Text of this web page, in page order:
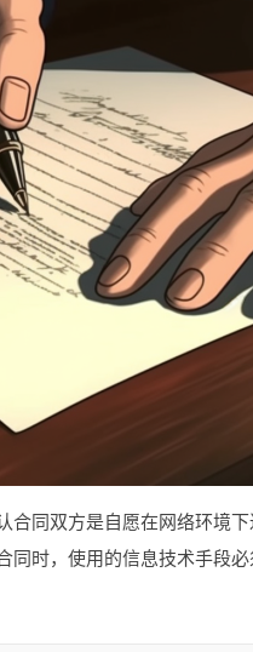
同双方是自愿在网络环境
时，使用的信息技术手段